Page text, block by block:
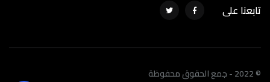
تابعنا على
© 2022 - جمع الحقوق محفوظة